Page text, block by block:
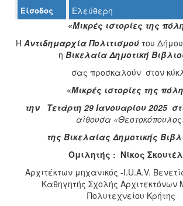
ΤΟΠΟΣ
ΑΝΘΕΚΤΙΚΗ
Είσοδος
Ελεύθερη
«Μικρές ιστορίες της
Η Αντιδημαρχία Πολιτισμού του
η Βικελαία Δημοτική
σας προσκαλούν στον
«Μικρές ιστορίες της
την Τετάρτη 29 Ιανουαρίου 2025
αίθουσα
της Βικελαίας Δημοτικής
Ομιλητής : Νίκος
Αρχιτέκτων μηχανικός -Ι.U.A.V.
Καθηγητής Σχολής Αρχιτεκτόνων
Πολυτεχνείου Κρήτης